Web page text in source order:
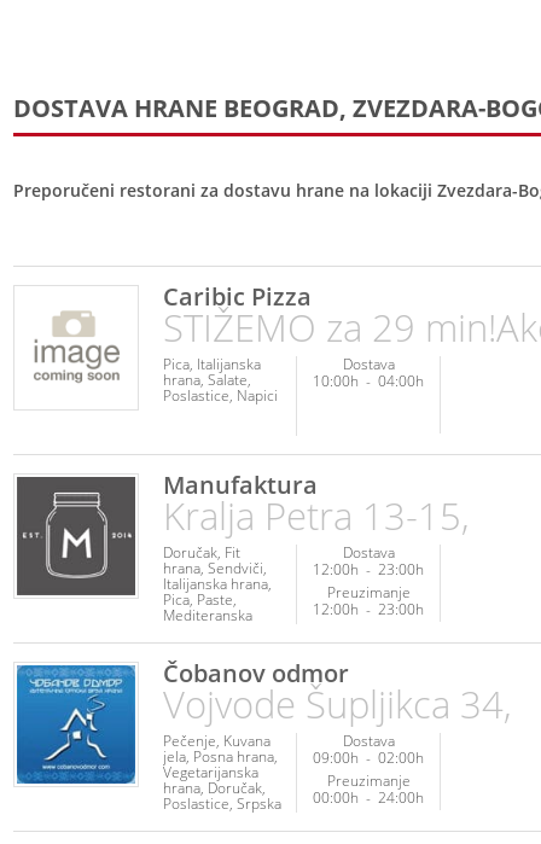
DOSTAVA HRANE BEOGRAD, ZVEZDARA-
Preporučeni restorani za dostavu hrane na lokaciji Zvezdara-
Caribic Pizza
STIŽEMO za 29
Pica Italijanska
hrana Salate
Poslastice Napici
Dostava
10:00h - 04:00h
Manufaktura
Kralja Petra 13-15,
Doručak Fit
hrana Sendviči
Italijanska hrana
Pica Paste
Mediteranska
plodovi mora
Piletina
hrana
Vegetarijanska
hrana Poslastice
Napici
Dostava
12:00h - 23:00h
Preuzimanje
12:00h - 23:00h
Čobanov odmor
Vojvode Šupljikca 34,
Pečenje Kuvana
jela Posna hrana
Vegetarijanska
hrana Doručak
Poslastice Srpska
Sendviči
Dostava
09:00h - 02:00h
Preuzimanje
00:00h - 24:00h